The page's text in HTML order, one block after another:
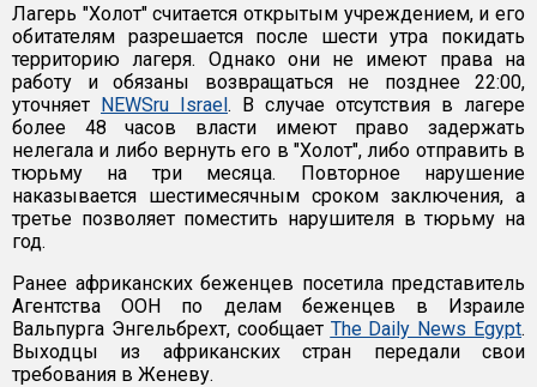
Лагерь "Холот" считается открытым учреждением, и его
обитателям разрешается после шести утра покидать
территорию лагеря. Однако они не имеют права на
работу и обязаны возвращаться не позднее 22:00,
уточняет NEWSru Israel. В случае отсутствия в лагере
более 48 часов власти имеют право задержать
нелегала и либо вернуть его в "Холот", либо отправить в
тюрьму на три месяца. Повторное нарушение
наказывается шестимесячным сроком заключения, а
третье позволяет поместить нарушителя в тюрьму на
год.
Ранее африканских беженцев посетила представитель
Агентства ООН по делам беженцев в Израиле
Вальпурга Энгельбрехт, сообщает The Daily News Egypt.
Выходцы из африканских стран передали свои
требования в Женеву.